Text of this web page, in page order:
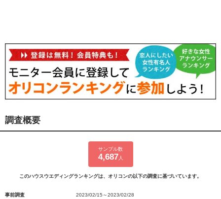
調査概要
サンプル数
4,687 人
このハウスウエディングランキングは、オリコンの以下の調査に基づいています。
事前調査
2023/02/15～2023/02/28